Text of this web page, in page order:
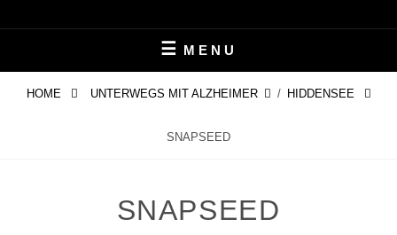
to
PERIFAIR
MENU
HOME UNTERWEGS MIT ALZHEIMER / HIDDENSEE
SNAPSEED
SNAPSEED